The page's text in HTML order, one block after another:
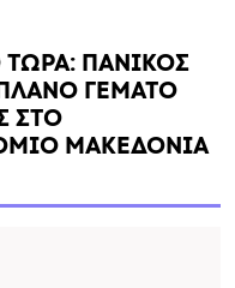
ΤΩΡΑ: ΠΑΝΙΚΟΣ
ΓΕΜΑΤΟ
ΣΤΟ
ΜΑΚΕΔΟΝΙΑ